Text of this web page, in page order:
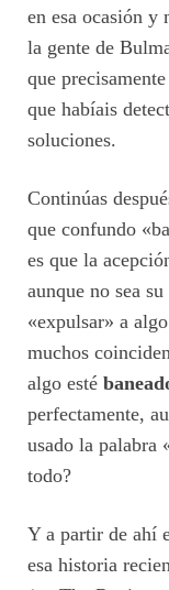
en esa ocasión y
la gente de
que
que habíais
soluciones.
Continúas
que confundo
es que la
aunque no sea
«expulsar» a
muchos
algo esté
perfectamente,
usado la palabra
todo?
Y a partir de ahí
esa historia